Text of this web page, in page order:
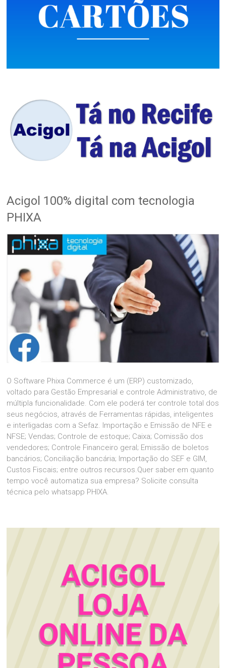
Acigol 100% digital com tecnologia
PHIXA
O Software Phixa Commerce é um (ERP) customizado,
voltado para Gestão Empresarial e controle Administrativo, de
múltipla funcionalidade. Com ele poderá ter controle total dos
seus negócios, através de Ferramentas rápidas, inteligentes
e interligadas com a Sefaz. Importação e Emissão de NFE e
NFSE; Vendas; Controle de estoque; Caixa; Comissão dos
vendedores; Controle Financeiro geral; Emissão de boletos
bancários; Conciliação bancária; Importação do SEF e GIM,
Custos Fiscais; entre outros recursos.Quer saber em quanto
tempo você automatiza sua empresa? Solicite consulta
técnica pelo whatsapp PHIXA.